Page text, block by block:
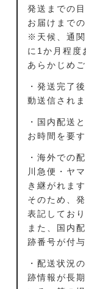
発送までの
お届けまで
※天候、通
に1か月程度
あらかじめ
・発送完了
動送信されま
・国内配送
お時間を要
・海外での
川急便・ヤ
き継がれます
そのため、
表記しており
また、国内
跡番号が付
・配送状況
跡情報が長